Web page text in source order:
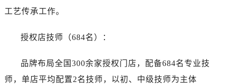
工艺传承工作。
授权店技师（684名）：
品牌布局全国300余家授权门店，配备684名专业技
师，单店平均配置2名技师，以初、中级技师为主体